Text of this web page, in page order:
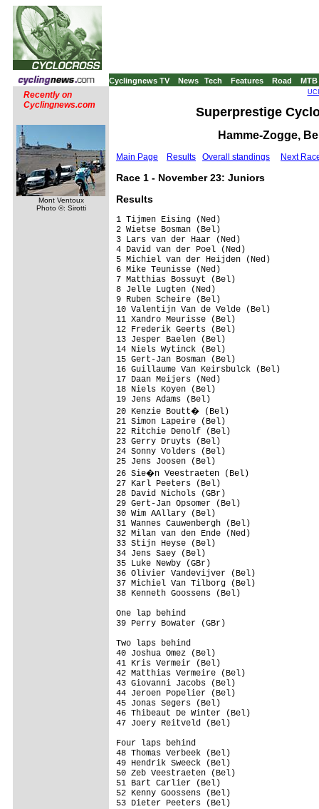
Cyclingnews TV News Tech Features Road MTB
Recently on
Cyclingnews.com
Mont Ventoux
Photo ©: Sirotti
Superprestige
Hamme-Zogge,
Main Page Results Overall standings Next
Race 1 - November 23: Juniors
Results
1 Tijmen Eising (Ned)
2 Wietse Bosman (Bel)
3 Lars van der Haar (Ned)
4 David van der Poel (Ned)
5 Michiel van der Heijden (Ned)
6 Mike Teunisse (Ned)
7 Matthias Bossuyt (Bel)
8 Jelle Lugten (Ned)
9 Ruben Scheire (Bel)
10 Valentijn Van de Velde (Bel)
11 Xandro Meurisse (Bel)
12 Frederik Geerts (Bel)
13 Jesper Baelen (Bel)
14 Niels Wytinck (Bel)
15 Gert-Jan Bosman (Bel)
16 Guillaume Van Keirsbulck (Bel)
17 Daan Meijers (Ned)
18 Niels Koyen (Bel)
19 Jens Adams (Bel)
20 Kenzie Boutt� (Bel)
21 Simon Lapeire (Bel)
22 Ritchie Denolf (Bel)
23 Gerry Druyts (Bel)
24 Sonny
25 Jens
26 Sie�n
27 Karl Peeters (Bel)
28 David Nichols (GBr)
29 Gert-Jan Opsomer (Bel)
30 Wim AAllary (Bel)
31 Wannes
32 Milan van den Ende (Ned)
33 Stijn Heyse (Bel)
34 Jens Saey (Bel)
35 Luke Newby (GBr)
36 Olivier Vandevijver (Bel)
37 Michiel Van Tilborg (Bel)
38 Kenneth Goossens (Bel)
One lap behind
39 Perry
Two laps behind
40 Joshua
41 Kris
42 Matthias
43 Giovanni
44 Jeroen
45 Jonas
46 Thibeaut De
47 Joery
Four laps behind
48 Thomas
49 Hendrik
50 Zeb
51 Bart
52 Kenny
53 Dieter